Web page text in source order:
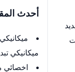
أحدث
ميكانيكي تبديل
اخصائي